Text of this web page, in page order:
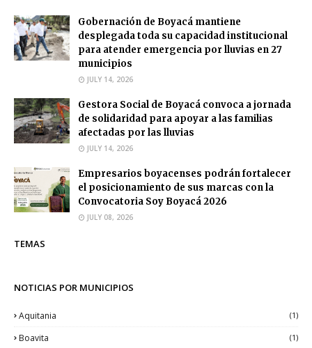
Gobernación de Boyacá mantiene
desplegada toda su capacidad institucional
para atender emergencia por lluvias en 27
municipios
JULY 14, 2026
Gestora Social de Boyacá convoca a jornada
de solidaridad para apoyar a las familias
afectadas por las lluvias
JULY 14, 2026
Empresarios boyacenses podrán fortalecer
el posicionamiento de sus marcas con la
Convocatoria Soy Boyacá 2026
JULY 08, 2026
TEMAS
NOTICIAS POR MUNICIPIOS
Aquitania (1)
Boavita (1)